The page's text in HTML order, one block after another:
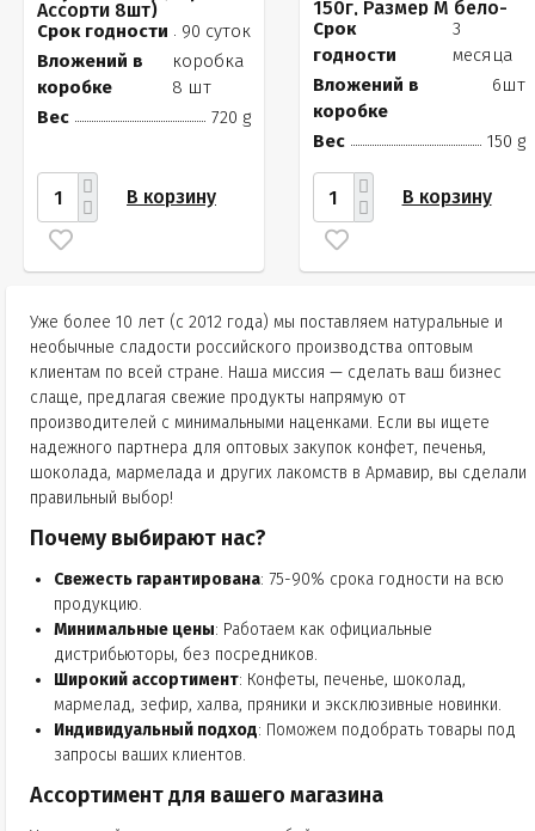
Ассорти 8шт)
Срок годности
90 суток
Вложений в
коробке
коробка
8 шт
Вес
720 g
В корзину
150г, Размер М бело-
розовые бутоны
Срок
годности
3
месяца
Вложений в
коробке
6шт
Вес 150 g
В корзину
Уже более 10 лет (с 2012 года) мы поставляем натуральные и
необычные сладости российского производства оптовым
клиентам по всей стране. Наша миссия — сделать ваш бизнес
слаще, предлагая свежие продукты напрямую от
производителей с минимальными наценками. Если вы ищете
надежного партнера для оптовых закупок конфет, печенья,
шоколада, мармелада и других лакомств в Армавир, вы сделали
правильный выбор!
Почему выбирают нас?
Свежесть гарантирована: 75-90% срока годности на всю
продукцию.
Минимальные цены: Работаем как официальные
дистрибьюторы, без посредников.
Широкий ассортимент: Конфеты, печенье, шоколад,
мармелад, зефир, халва, пряники и эксклюзивные новинки.
Индивидуальный подход: Поможем подобрать товары под
запросы ваших клиентов.
Ассортимент для вашего магазина